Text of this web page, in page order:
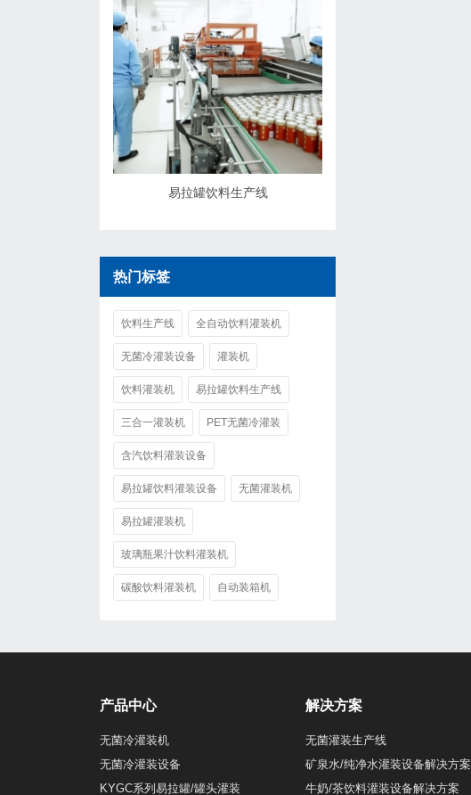
易拉罐饮料生产线
热门标签
饮料生产线 全自动饮料灌装机
无菌冷灌装设备 灌装机
饮料灌装机 易拉罐饮料生产线
三合一灌装机 PET无菌冷灌装
含汽饮料灌装设备
易拉罐饮料灌装设备 无菌灌装机
易拉罐灌装机
玻璃瓶果汁饮料灌装机
碳酸饮料灌装机 自动装箱机
产品中心
无菌冷灌装机
无菌冷灌装设备
KYGC系列易拉罐/罐头灌装
解决方案
无菌灌装生产线
矿泉水/纯净水灌装设备解决方案
牛奶/茶饮料灌装设备解决方案